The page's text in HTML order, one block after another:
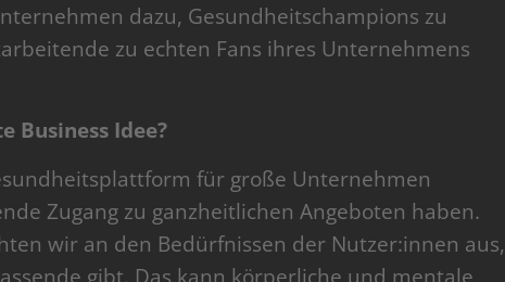
dazu, Gesundheitschampions zu
zu echten Fans ihres Unternehmens
Business Idee?
für große Unternehmen
Zugang zu ganzheitlichen Angeboten haben.
wir an den Bedürfnissen der Nutzer:innen aus,